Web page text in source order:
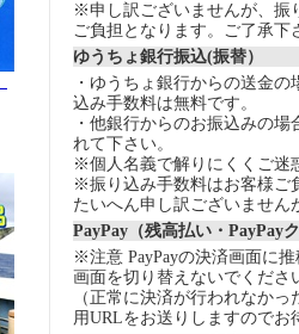
※申し訳ございませんが、振
ご負担となります。ご了承下
ゆうちょ銀行振込(振替）
・ゆうちょ銀行からの送金
込み手数料は無料です。
・他銀行からのお振込みの場
れて下さい。
※個人名義で解りにくくご迷
※振り込み手数料はお客様ご
たいへん申し訳ございません
PayPay（残高払い・PayPay
※注意 PayPayの決済画面に
画面を切り替えないでくださ
（正常に決済が行われなか
用URLをお送りしますのでお